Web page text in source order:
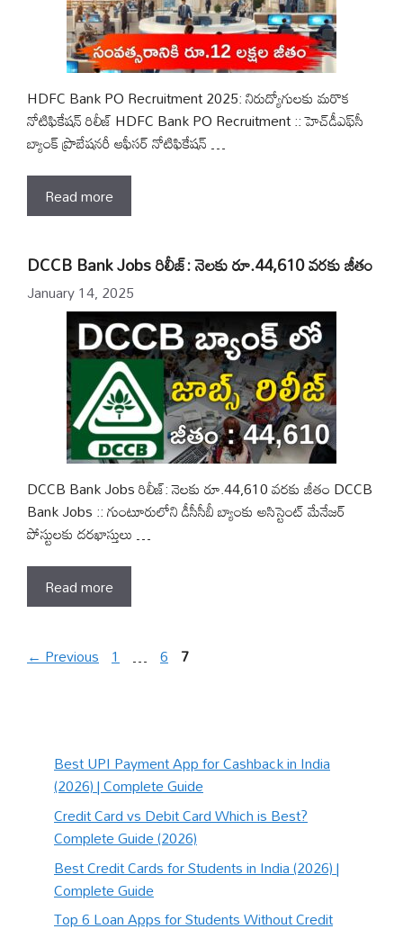
HDFC Bank PO Recruitment 2025: నిరుద్యోగులకు మరొక
నోటిఫికేషన్ రిలీజ్ HDFC Bank PO Recruitment :: హెచ్‌డీఎఫ్‌సీ
బ్యాంక్ ప్రొబేషనరీ ఆఫీసర్ నోటిఫికేషన్ …
Read more
DCCB Bank Jobs రిలీజ్: నెలకు రూ.44,610 వరకు జీతం
January 14, 2025
DCCB Bank Jobs రిలీజ్: నెలకు రూ.44,610 వరకు జీతం DCCB
Bank Jobs :: గుంటూరులోని డీసీసీబీ బ్యాంకు అసిస్టెంట్ మేనేజర్
పోస్టులకు దరఖాస్తులు …
Read more
←Previous Page
1 … Page
6 Page
7
Best UPI Payment App for Cashback in India
(2026) | Complete Guide
Credit Card vs Debit Card Which is Best?
Complete Guide (2026)
Best Credit Cards for Students in India (2026) |
Complete Guide
Top 6 Loan Apps for Students Without Credit